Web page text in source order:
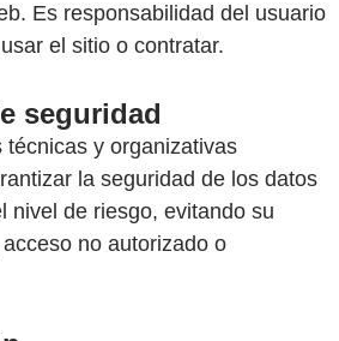
Es responsabilidad del usuario
el sitio o contratar.
seguridad
técnicas y organizativas
la seguridad de los datos
nivel de riesgo, evitando su
no autorizado o